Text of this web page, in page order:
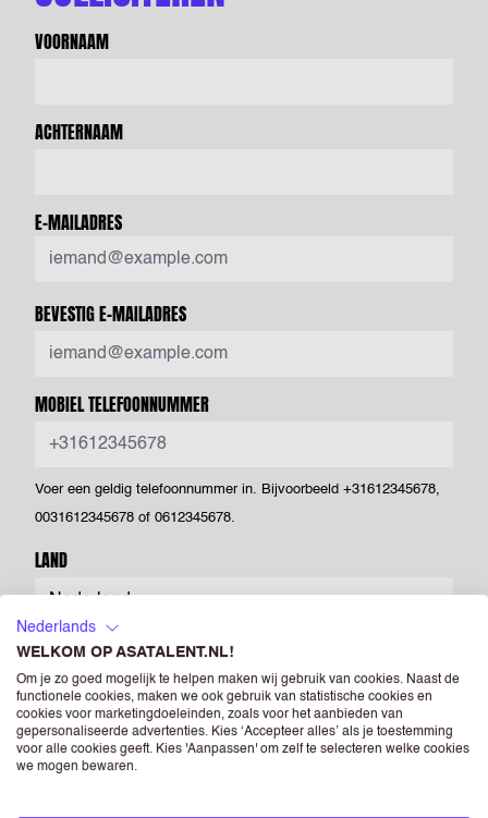
VOORNAAM
ACHTERNAAM
E-MAILADRES
BEVESTIG E-MAILADRES
MOBIEL TELEFOONNUMMER
Voer een geldig telefoonnummer in. Bijvoorbeeld +31612345678,
0031612345678 of 0612345678.
LAND
POSTCODE
CV(OPTIONEEL)
Nederlands
WELKOM OP ASATALENT.NL!
Om je zo goed mogelijk te helpen maken wij gebruik van cookies. Naast de
functionele cookies, maken we ook gebruik van statistische cookies en
cookies voor marketingdoeleinden, zoals voor het aanbieden van
gepersonaliseerde advertenties. Kies ‘Accepteer alles’ als je toestemming
voor alle cookies geeft. Kies 'Aanpassen' om zelf te selecteren welke cookies
we mogen bewaren.